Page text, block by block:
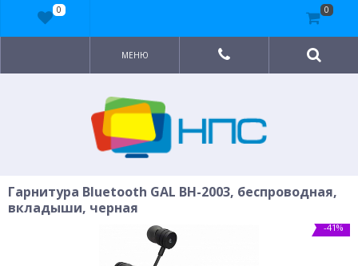
МЕНЮ
Гарнитура Bluetooth GAL BH-2003, беспроводная,
вкладыши, черная
-41%
0 0